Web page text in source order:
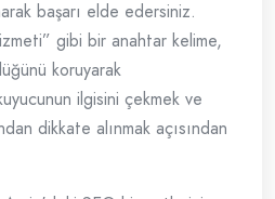
başarı elde edersiniz.
gibi bir anahtar kelime,
koruyarak
ilgisini çekmek ve
dikkate alınmak açısından